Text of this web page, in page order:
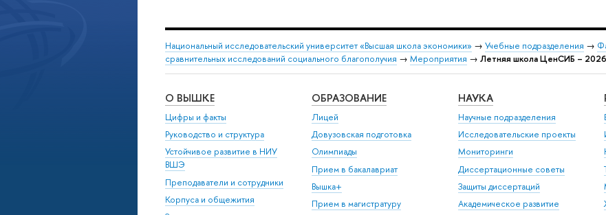
Национальный исследовательский университет «Высшая школа экономики» → Учебные подразделения →
сравнительных исследований социального благополучия → Мероприятия → Летняя школа ЦенСИБ – 2026
О ВЫШКЕ
Цифры и факты
Руководство и структура
Устойчивое развитие в НИУ
ВШЭ
Преподаватели и сотрудники
Корпуса и общежития
ОБРАЗОВАНИЕ
Лицей
Довузовская подготовка
Олимпиады
Прием в бакалавриат
Вышка+
Прием в магистратуру
НАУКА
Научные подразделения
Исследовательские проекты
Мониторинги
Диссертационные советы
Защиты диссертаций
Академическое развитие